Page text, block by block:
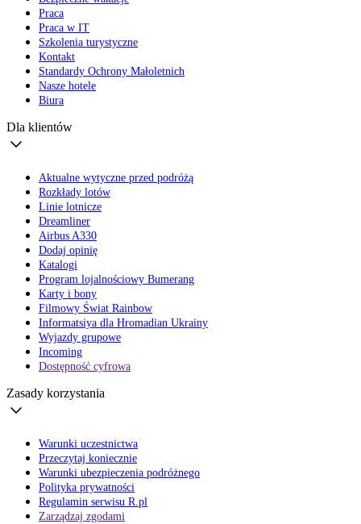
Praca
Praca w IT
Szkolenia turystyczne
Kontakt
Standardy Ochrony Małoletnich
Nasze hotele
Biura
Dla klientów
Aktualne wytyczne przed podróżą
Rozkłady lotów
Linie lotnicze
Dreamliner
Airbus A330
Dodaj opinię
Katalogi
Program lojalnościowy Bumerang
Karty i bony
Filmowy Świat Rainbow
Informatsiya dla Hromadian Ukrainy
Wyjazdy grupowe
Incoming
Dostępność cyfrowa
Zasady korzystania
Warunki uczestnictwa
Przeczytaj koniecznie
Warunki ubezpieczenia podróżnego
Polityka prywatności
Regulamin serwisu R.pl
Zarządzaj zgodami